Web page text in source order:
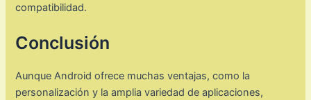
compatibilidad.
Conclusión
Aunque Android ofrece muchas ventajas, como la
personalización y la amplia variedad de aplicaciones,